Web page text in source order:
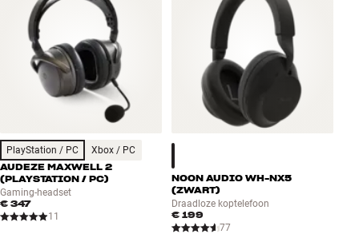
PlayStation / PC Xbox / PC
AUDEZE MAXWELL 2
(PLAYSTATION / PC)
Gaming-headset
€ 347
11
NOON AUDIO WH-NX5
(ZWART)
Draadloze koptelefoon
€ 199
77